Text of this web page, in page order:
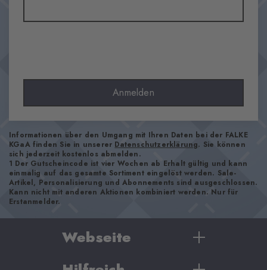
69% Baumwolle, 29% Polyamid, 2% Elasthan
Wade
Tragegefühl
Bündchenart
Gerippt
Polsterung
keine
Sohle
casual
Anmelden
Informationen über den Umgang mit Ihren Daten bei der FALKE
KGaA finden Sie in unserer Datenschutzerklärung. Sie können
sich jederzeit kostenlos abmelden.
1 Der Gutscheincode ist vier Wochen ab Erhalt gültig und kann
einmalig auf das gesamte Sortiment eingelöst werden. Sale-
Artikel, Personalisierung und Abonnements sind ausgeschlossen.
Kann nicht mit anderen Aktionen kombiniert werden. Nur für
Erstanmelder.
Webseite
Damen